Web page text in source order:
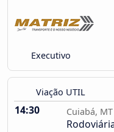
Executivo
Viação UTIL
14:30 Cuiabá, MT